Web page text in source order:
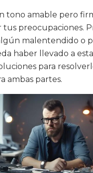
tono amable pero
tus preocupaciones.
malentendido o
haber llevado a
para
ambas partes.